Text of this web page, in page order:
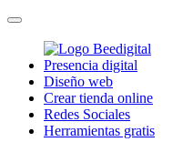
Presencia digital
Diseño web
Crear tienda online
Redes Sociales
Herramientas gratis